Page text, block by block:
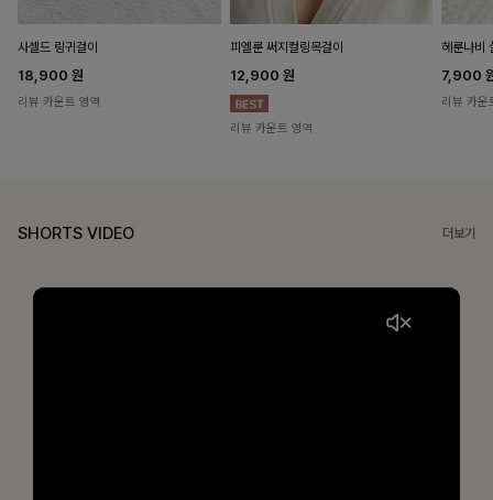
사셀드 링귀걸이
18,900 원
리뷰 카운트 영역
피엘룬 써지컬링목걸이
12,900 원
리뷰 카운트 영역
헤룬나비
7,900
리뷰 카운
SHORTS VIDEO 더보기